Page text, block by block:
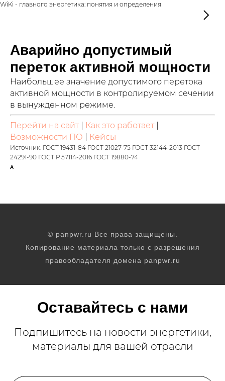
WiKi - главного энергетика: понятия и определения
Аварийно допустимый
переток активной мощности
Наибольшее значение допустимого перетока
активной мощности в контролируемом сечении
в вынужденном режиме.
Перейти на сайт| Как это работает|
Возможности ПО
Кейсы
Источник: ГОСТ 19431-84 ГОСТ 21027-75 ГОСТ 32144-2013 ГОСТ
24291-90 ГОСТ Р 57114-2016 ГОСТ 19880-74
А
© panpwr.ru Все права защищены.
Копирование материала только с разрешения
правообладателя домена panpwr.ru
Оставайтесь с нами
Подпишитесь на новости энергетики,
материалы для вашей отрасли